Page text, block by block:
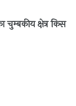
चुम्बकीय क्षेत्रकिस